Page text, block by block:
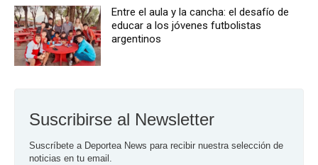
Entre el aula y la cancha: el desafío de
educar a los jóvenes futbolistas
argentinos
Suscribirse al Newsletter
Suscríbete a Deportea News para recibir nuestra selección de
noticias en tu email.